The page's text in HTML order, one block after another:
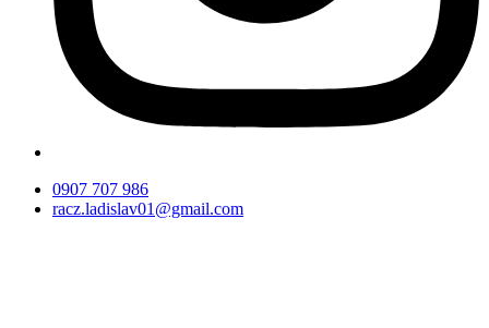
0907 707 986
racz.ladislav01@gmail.com